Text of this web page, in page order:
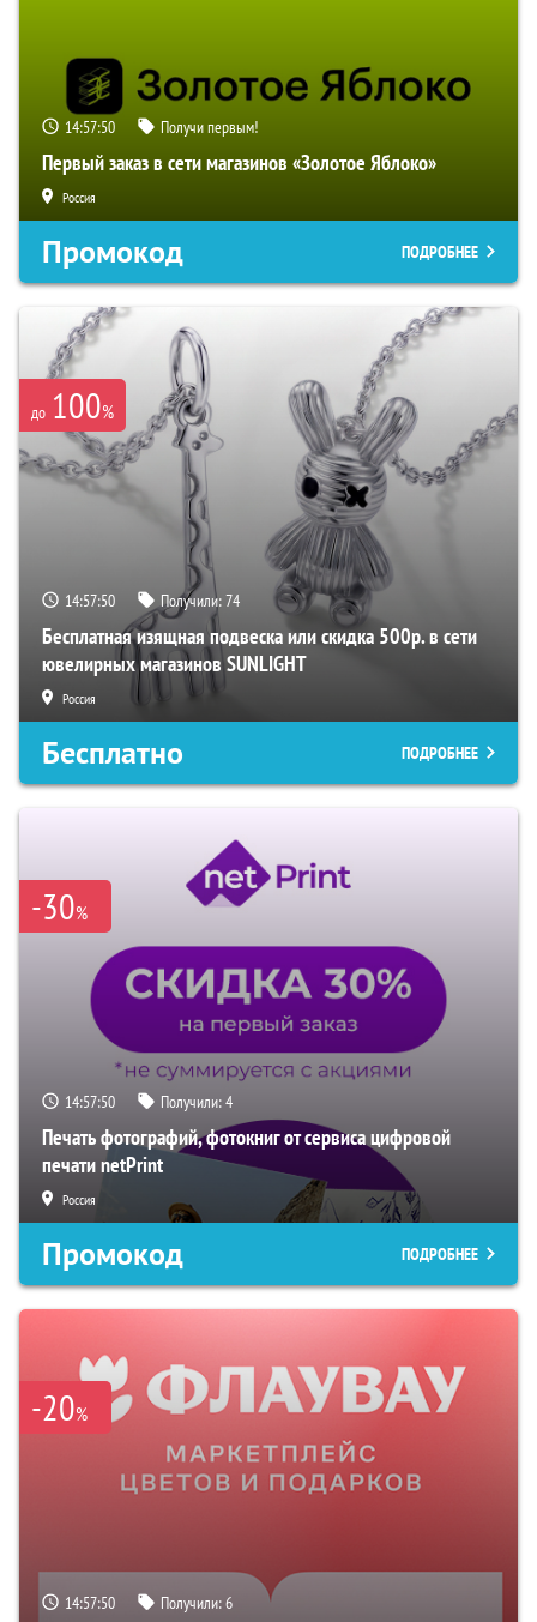
14:57:49 Получи первым!
Первый заказ в сети магазинов «Золотое Яблоко»
Россия
Промокод ПОДРОБНЕЕ
до 100%
14:57:49 Получили:74
Бесплатная изящная подвеска или скидка 500р. в сети
ювелирных магазинов SUNLIGHT
Россия
Бесплатно ПОДРОБНЕЕ
-30%
14:57:49 Получили:4
Печать фотографий, фотокниг от сервиса цифровой
печати netPrint
Россия
Промокод ПОДРОБНЕЕ
-20%
14:57:49 Получили:6